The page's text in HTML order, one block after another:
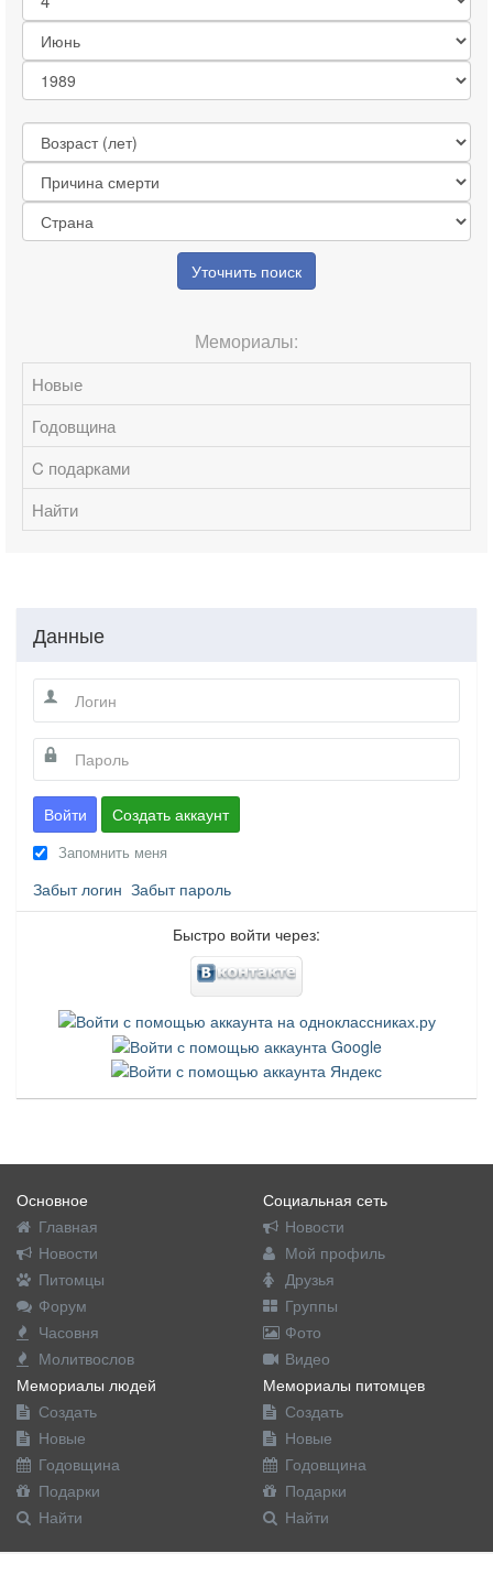
Уточнить поиск
Мемориалы:
Новые
Годовщина
C подарками
Найти
Данные
Войти Создать аккаунт
Запомнить меня
Забыт логин Забыт пароль
Быстро войти через:
Основное
Главная
Новости
Питомцы
Форум
Часовня
Молитвослов
Социальная сеть
Новости
Мой профиль
Друзья
Группы
Фото
Видео
Мемориалы людей
Создать
Новые
Годовщина
Подарки
Найти
Мемориалы питомцев
Создать
Новые
Годовщина
Подарки
Найти